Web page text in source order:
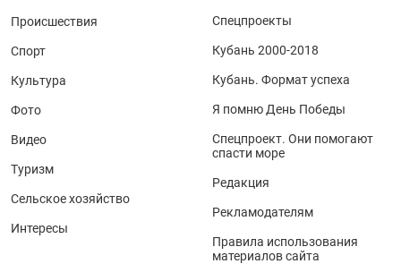
Происшествия
Спорт
Культура
Фото
Видео
Туризм
Сельское хозяйство
Интересы
Спецпроекты
Кубань 2000-2018
Кубань. Формат успеха
Я помню День Победы
Спецпроект. Они помогают
спасти море
Редакция
Рекламодателям
Правила использования
материалов сайта